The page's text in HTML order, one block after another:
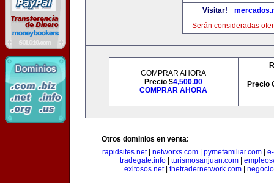
Visitar!
Serán consideradas
COMPRAR AHORA
Precio $4,500.00
COMPRAR AHORA
Precio
Otros dominios en venta:
rapidsites.net| networxs.com| pymefamiliar.com|
tradegate.info| turismosanjuan.com|
exitosos.net| thetradernetwork.com|